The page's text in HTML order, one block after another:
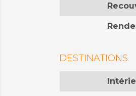
DESTINATIONS